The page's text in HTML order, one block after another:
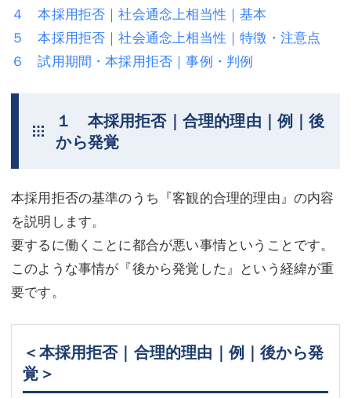
離婚（夫婦間トラブル）
企業法務
刑事弁護
交通事故
商業登記
調査・書面作成
債務整理
アクセス
東京事務所 (新宿・四谷)
企業法務
労働問題（解雇，残業等）
交通事故
不動産登記
調査・書面作成
債務整理
マスコミ取材・実績
東京事務所 (新宿・四谷)
埼玉事務所 (さいたま市)
４ 本採用拒否｜社会通念上相当性｜基本
５ 本採用拒否｜社会通念上相当性｜特徴・注意点
６ 試用期間・本採用拒否｜事例・判例
１ 本採用拒否｜合理的理由｜例｜後
から発覚
本採用拒否の基準のうち『客観的合理的理由』の内容
を説明します。
要するに働くことに都合が悪い事情ということです。
このような事情が『後から発覚した』という経緯が重
要です。
＜本採用拒否｜合理的理由｜例｜後から発
覚＞